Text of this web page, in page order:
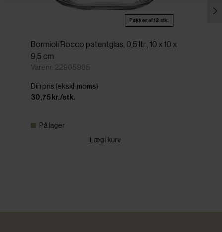
Pakker af 12 stk.
Bormioli Rocco patentglas, 0,5 ltr., 10 x 10 x
9,5 cm
Varenr: 22905905
Din pris (ekskl. moms)
30,75 kr./stk.
På lager
Læg i kurv